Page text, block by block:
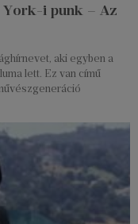
i punk – Az
aki egyben a
lett. Ez van című